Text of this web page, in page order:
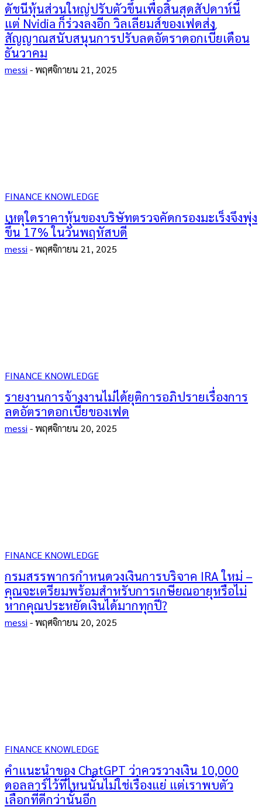
ดัชนีหุ้นส่วนใหญ่ปรับตัวขึ้นเพื่อสิ้นสุดสัปดาห์นี้
แต่ Nvidia ก็ร่วงลงอีก วิลเลียมส์ของเฟดส่ง
สัญญาณสนับสนุนการปรับลดอัตราดอกเบี้ยเดือน
ธันวาคม
messi -พฤศจิกายน 21, 2025
FINANCE KNOWLEDGE
เหตุใดราคาหุ้นของบริษัทตรวจคัดกรองมะเร็งจึงพุ่ง
ขึ้น 17% ในวันพฤหัสบดี
messi -พฤศจิกายน 21, 2025
FINANCE KNOWLEDGE
รายงานการจ้างงานไม่ได้ยุติการอภิปรายเรื่องการ
ลดอัตราดอกเบี้ยของเฟด
messi -พฤศจิกายน 20, 2025
FINANCE KNOWLEDGE
กรมสรรพากรกำหนดวงเงินการบริจาค IRA ใหม่ –
คุณจะเตรียมพร้อมสำหรับการเกษียณอายุหรือไม่
หากคุณประหยัดเงินได้มากทุกปี?
messi -พฤศจิกายน 20, 2025
FINANCE KNOWLEDGE
คำแนะนำของ ChatGPT ว่าควรวางเงิน 10,000
ดอลลาร์ไว้ที่ไหนนั้นไม่ใช่เรื่องแย่ แต่เราพบตัว
เลือกที่ดีกว่านั้นอีก